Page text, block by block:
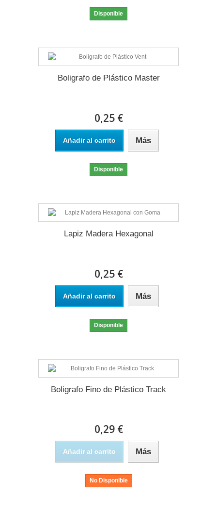
Disponible
Boligrafo de Plástico Master
0,25 €
Añadir al carrito Más
Disponible
Lapiz Madera Hexagonal
0,25 €
Añadir al carrito Más
Disponible
Boligrafo Fino de Plástico Track
0,29 €
Añadir al carrito Más
No Disponible